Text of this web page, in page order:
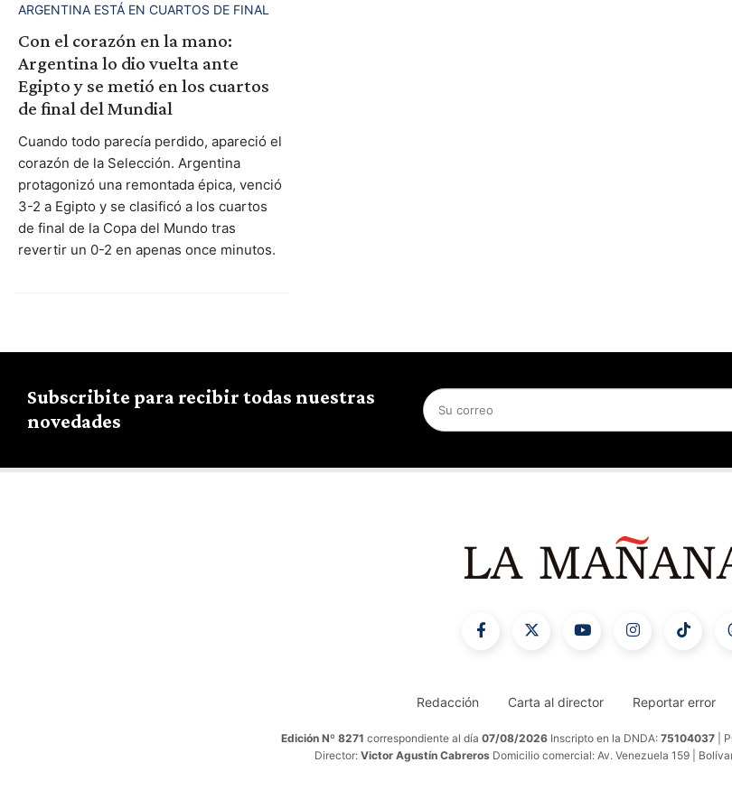
ARGENTINA ESTÁ EN CUARTOS DE FINAL
Con el corazón en la mano:
Argentina lo dio vuelta ante
Egipto y se metió en los cuartos
de final del Mundial
Cuando todo parecía perdido, apareció el
corazón de la Selección. Argentina
protagonizó una remontada épica, venció
3-2 a Egipto y se clasificó a los cuartos
de final de la Copa del Mundo tras
revertir un 0-2 en apenas once minutos.
Subscribite para recibir todas nuestras
novedades
Redacción Carta al director Reportar error
Edición Nº 8271 correspondiente al día 07/08/2026 Inscripto en la DNDA: 75104037 |
Director: Victor Agustín Cabreros Domicilio comercial: Av. Venezuela 159 |